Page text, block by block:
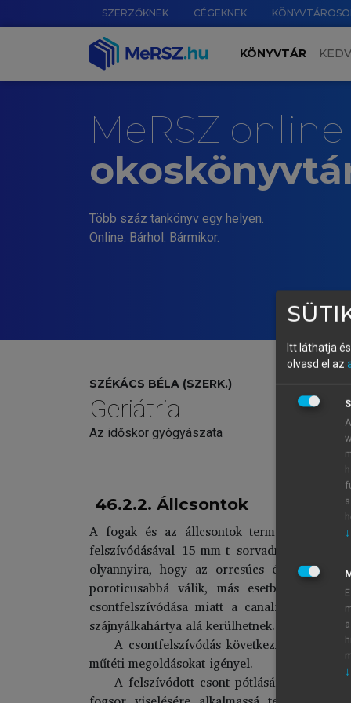
SZERZŐKNEK CÉGEKNEK
KÖNYVTÁR
MeRSZ online
Több száz tankönyv egy helyen.
Online. Bárhol. Bármikor.
SZÉKÁCS BÉLA (SZERK.)
Geriátria
Az időskor gyógyászata
46.2.2. Állcsontok
A fogak és az állcsontok természetesen
felszívódásával 15-mm-t sorvadnak, ez a
olyannyira, hogy az orrcsúcs és az
poroticusabbá válik, más esetben a
csontfelszívódása miatt a canalis
szájnyálkahártya alá kerülhetnek. A protézis
A csontfelszívódás következménye
műtéti megoldásokat igényel.
A felszívódott csont pótlására
Itt láthatja
olvasd el az
↓
↓